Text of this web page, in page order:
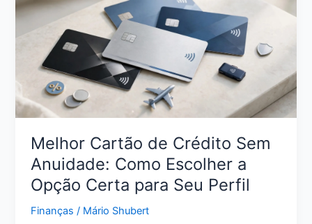
Dinheiro:
Reais
para
Sair
da
Inadimplência
Melhor Cartão de Crédito Sem
Anuidade: Como Escolher a
Opção Certa para Seu Perfil
Finanças / Mário Shubert